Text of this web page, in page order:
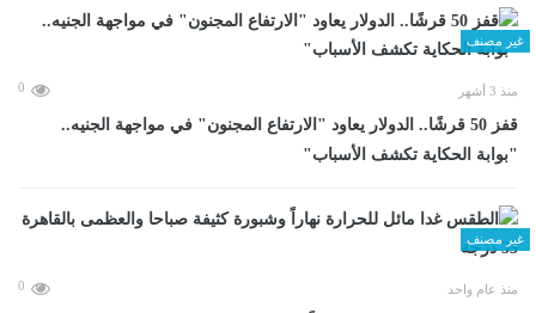
غير مصنف
منذ 3 أشهر 0
قفز 50 قرشًا.. الدولار يعاود "الارتفاع المجنون" في مواجهة الجنيه..
"بوابة الحكاية تكشف الأسباب"
غير مصنف
منذ عام واحد 0